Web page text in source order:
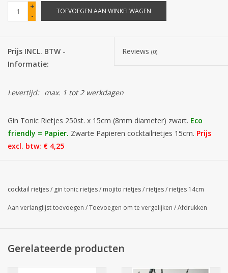
Sinterklaassnoep
Carnavalssnoep
+
-
TOEVOEGEN AAN WINKELWAGEN
Prijs INCL. BTW -
Informatie:
Reviews (0)
Levertijd: max. 1 tot 2 werkdagen
Gin Tonic Rietjes 250st. x 15cm (8mm diameter) zwart. Eco
friendly = Papier. Zwarte Papieren cocktailrietjes 15cm. Prijs
excl. btw: € 4,25
cocktail rietjes/ gin tonic rietjes/ mojito rietjes/ rietjes/ rietjes 14cm
Aan verlanglijst toevoegen /Toevoegen om te vergelijken /Afdrukken
Gerelateerde producten